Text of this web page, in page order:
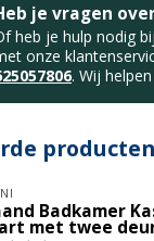
je vragen
heb je hulp nodig
onze
. Wij
producten
Badkamer
met twee